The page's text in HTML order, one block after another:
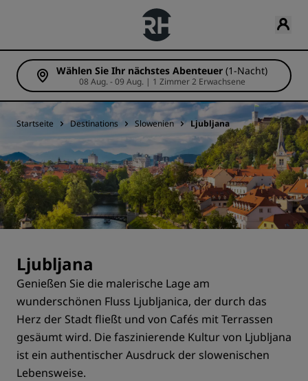
Wählen Sie Ihr nächstes Abenteuer (1-Nacht)
08 Aug. - 09 Aug. | 1 Zimmer 2 Erwachsene
Startseite Destinations Slowenien Ljubljana
Ljubljana
Genießen Sie die malerische Lage am
wunderschönen Fluss Ljubljanica, der durch das
Herz der Stadt fließt und von Cafés mit Terrassen
gesäumt wird. Die faszinierende Kultur von Ljubljana
ist ein authentischer Ausdruck der slowenischen
Lebensweise.